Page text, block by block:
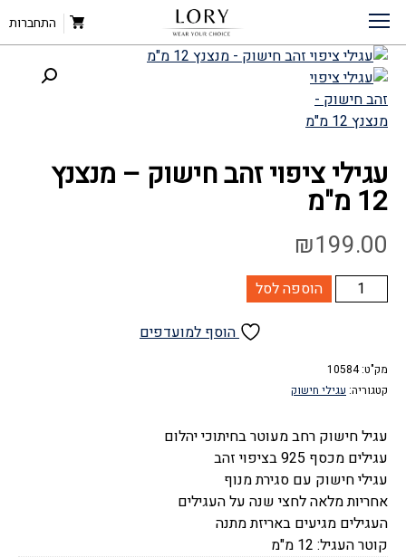
התחברות דף הבית תכשיטי ציפוי זהב»עגילי חישוק עגילי ציפוי זהב חישוק – מנצנץ 12 מ”מ
עגילי ציפוי זהב חישוק – מנצנץ
12 מ"מ
₪199.00
כמות
של
זהב
חישוק
מנצנץ
12
מ"מ
הוספה לסל
הוסף למועדפים
מק"ט:10584
קטגוריה: עגילי חישוק
עגיל חישוק רחב מעוטר בחיתוכי יהלום
עגילים מכסף 925 בציפוי זהב
עגילי חישוק עם סגירת מנוף
אחריות מלאה לחצי שנה על העגילים
העגילים מגיעים באריזת מתנה
קוטר העגיל: 12 מ"מ